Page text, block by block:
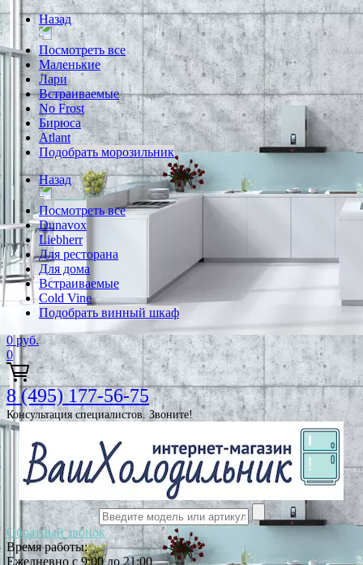
Назад
Посмотреть все
Маленькие
Лари
Встраиваемые
No Frost
Бирюса
Atlant
Подобрать морозильник
Назад
Посмотреть все
Dunavox
Liebherr
Для ресторана
Для дома
Встраиваемые
Cold Vine
Подобрать винный шкаф
0 руб.
0
8 (495) 177-56-75
Консультация специалистов. Звоните!
Обратный звонок
Время работы:
Ежедневно с 9:00 до 21:00